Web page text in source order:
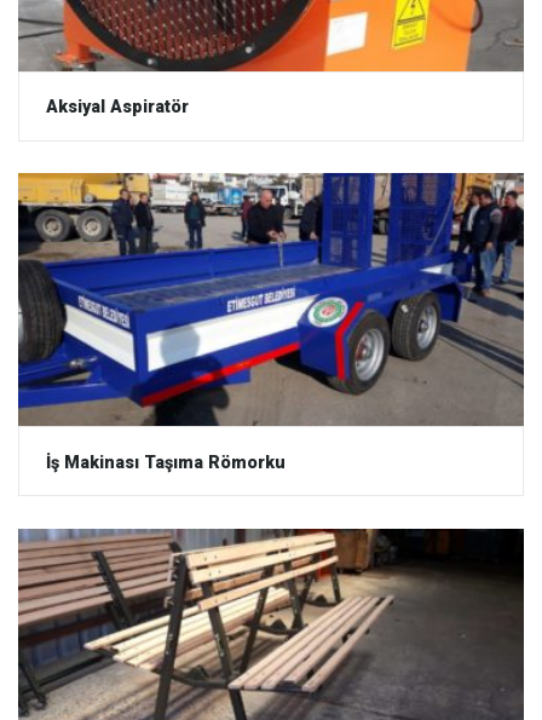
Aksiyal Aspiratör
İş Makinası Taşıma Römorku